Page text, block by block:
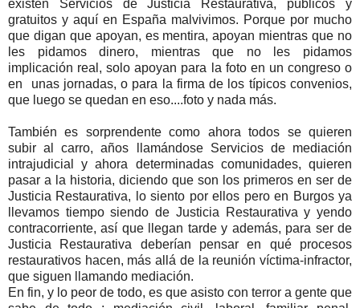
existen Servicios de Justicia Restaurativa, públicos y
gratuitos y aquí en España malvivimos. Porque por mucho
que digan que apoyan, es mentira, apoyan mientras que no
les pidamos dinero, mientras que no les pidamos
implicación real, solo apoyan para la foto en un congreso o
en unas jornadas, o para la firma de los típicos convenios,
que luego se quedan en eso....foto y nada más.
También es sorprendente como ahora todos se quieren
subir al carro, años llamándose Servicios de mediación
intrajudicial y ahora determinadas comunidades, quieren
pasar a la historia, diciendo que son los primeros en ser de
Justicia Restaurativa, lo siento por ellos pero en Burgos ya
llevamos tiempo siendo de Justicia Restaurativa y yendo
contracorriente, así que llegan tarde y además, para ser de
Justicia Restaurativa deberían pensar en qué procesos
restaurativos hacen, más allá de la reunión víctima-infractor,
que siguen llamando mediación.
En fin, y lo peor de todo, es que asisto con terror a gente que